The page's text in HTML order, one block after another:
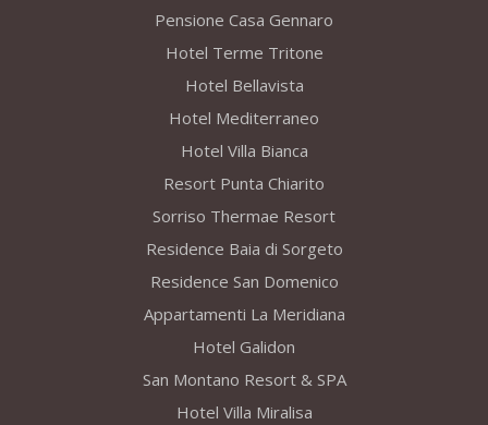
Pensione Casa Gennaro
Hotel Terme Tritone
Hotel Bellavista
Hotel Mediterraneo
Hotel Villa Bianca
Resort Punta Chiarito
Sorriso Thermae Resort
Residence Baia di Sorgeto
Residence San Domenico
Appartamenti La Meridiana
Hotel Galidon
San Montano Resort & SPA
Hotel Villa Miralisa